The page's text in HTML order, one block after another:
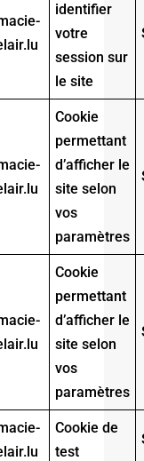
identifier
votre
session sur
le site
Cookie
permettant
d’afficher le
site selon
vos
paramètres
Cookie
permettant
d’afficher le
site selon
vos
paramètres
Cookie de
test